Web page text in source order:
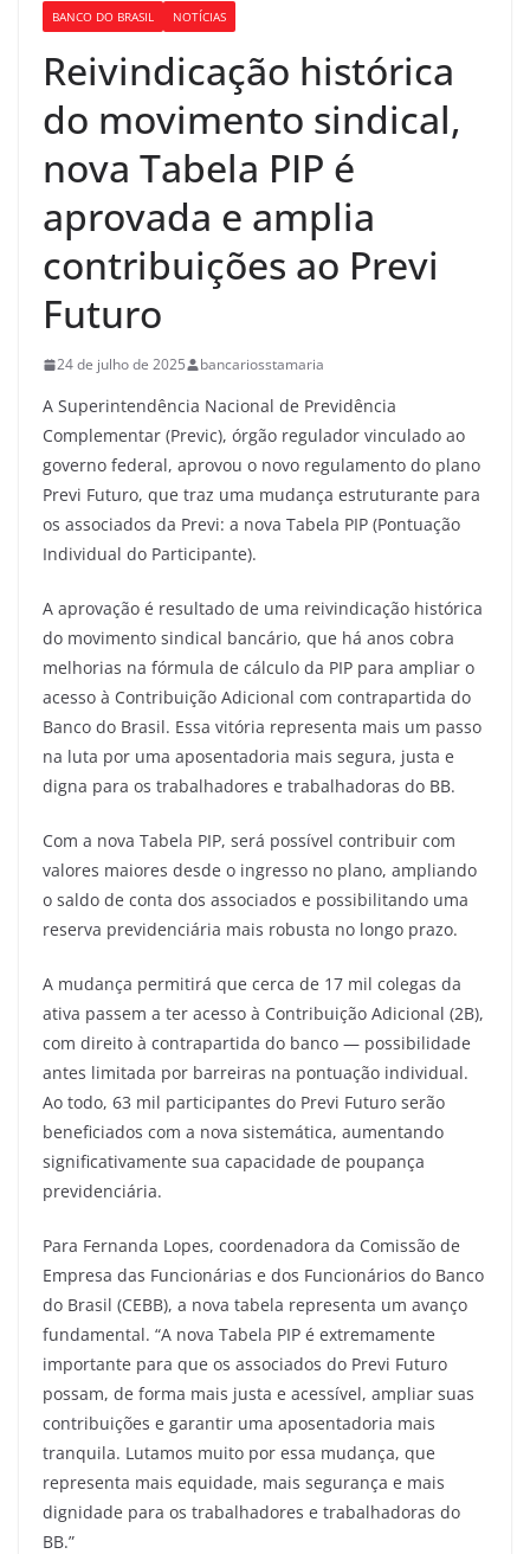
BANCO DO BRASIL NOTÍCIAS
Reivindicação histórica
do movimento sindical,
nova Tabela PIP é
aprovada e amplia
contribuições ao Previ
Futuro
24 de julho de 2025 bancariosstamaria
A Superintendência Nacional de Previdência
Complementar (Previc), órgão regulador vinculado ao
governo federal, aprovou o novo regulamento do plano
Previ Futuro, que traz uma mudança estruturante para
os associados da Previ: a nova Tabela PIP (Pontuação
Individual do Participante).
A aprovação é resultado de uma reivindicação histórica
do movimento sindical bancário, que há anos cobra
melhorias na fórmula de cálculo da PIP para ampliar o
acesso à Contribuição Adicional com contrapartida do
Banco do Brasil. Essa vitória representa mais um passo
na luta por uma aposentadoria mais segura, justa e
digna para os trabalhadores e trabalhadoras do BB.
Com a nova Tabela PIP, será possível contribuir com
valores maiores desde o ingresso no plano, ampliando
o saldo de conta dos associados e possibilitando uma
reserva previdenciária mais robusta no longo prazo.
A mudança permitirá que cerca de 17 mil colegas da
ativa passem a ter acesso à Contribuição Adicional (2B),
com direito à contrapartida do banco — possibilidade
antes limitada por barreiras na pontuação individual.
Ao todo, 63 mil participantes do Previ Futuro serão
beneficiados com a nova sistemática, aumentando
significativamente sua capacidade de poupança
previdenciária.
Para Fernanda Lopes, coordenadora da Comissão de
Empresa das Funcionárias e dos Funcionários do Banco
do Brasil (CEBB), a nova tabela representa um avanço
fundamental. “A nova Tabela PIP é extremamente
importante para que os associados do Previ Futuro
possam, de forma mais justa e acessível, ampliar suas
contribuições e garantir uma aposentadoria mais
tranquila. Lutamos muito por essa mudança, que
representa mais equidade, mais segurança e mais
dignidade para os trabalhadores e trabalhadoras do
BB.”